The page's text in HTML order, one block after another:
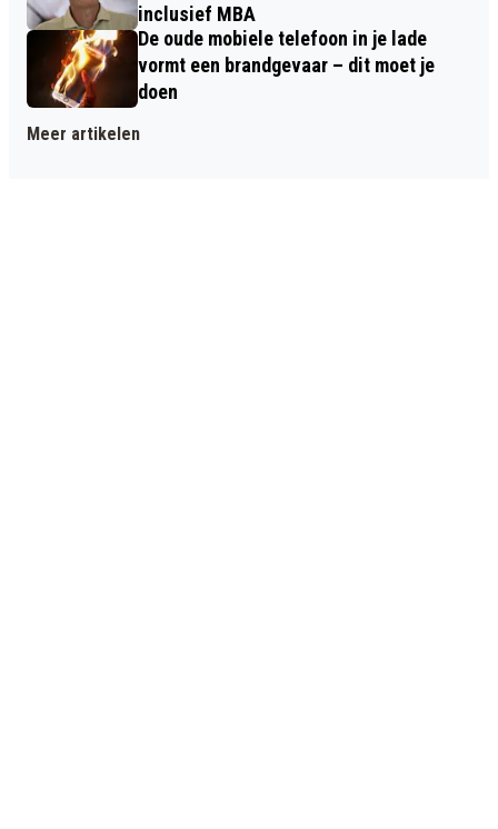
inclusief MBA
De oude mobiele telefoon in je lade
vormt een brandgevaar – dit moet je
doen
Meer artikelen